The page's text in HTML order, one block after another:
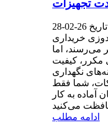
تجهیزات
02-28
خریداری
می‌رسند، اما
مکرر، کیفیت
نگهداری
شما فقط
به کار
ادامه مطلب